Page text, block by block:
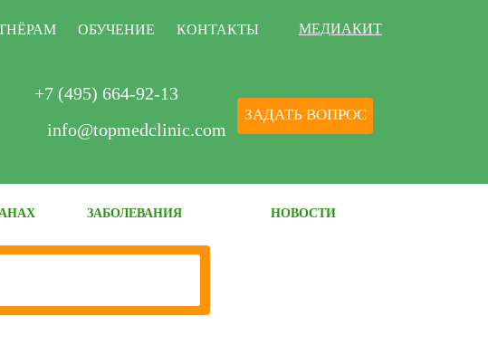
ОБУЧЕНИЕ КОНТАКТЫ МЕДИАКИТ
+7 (495) 664-92-13
info@topmedclinic.com
ЗАДАТЬ ВОПРОС
ЗАБОЛЕВАНИЯ НОВОСТИ